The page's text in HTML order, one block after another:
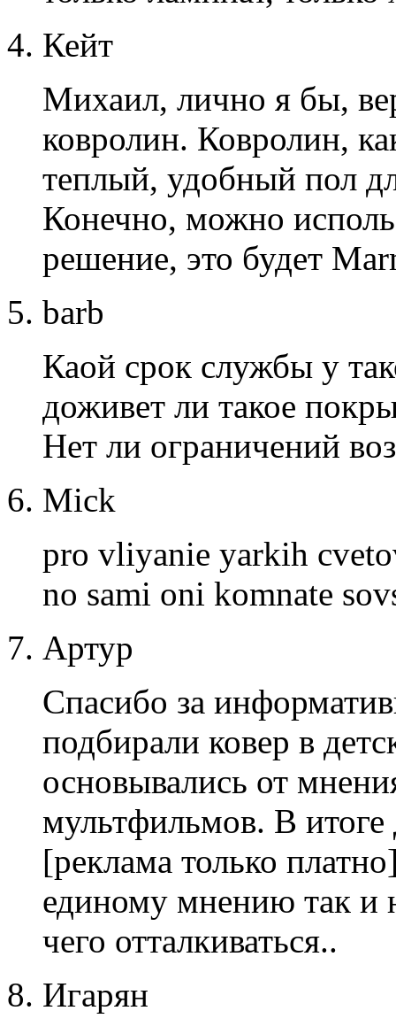
Кейт
Михаил, лично я бы,
ковролин. Ковролин,
теплый, удобный пол
Конечно, можно
решение, это будет
barb
Каой срок службы у
доживет ли такое
Нет ли ограничений
Mick
pro vliyanie yarkih
no sami oni komnate
Артур
Спасибо за
подбирали ковер в
основывались от
мультфильмов. В итоге
[реклама только
единому мнению так и
чего отталкиваться..
Игарян